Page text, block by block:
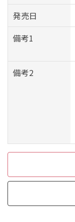
発売日
備考1
備考2